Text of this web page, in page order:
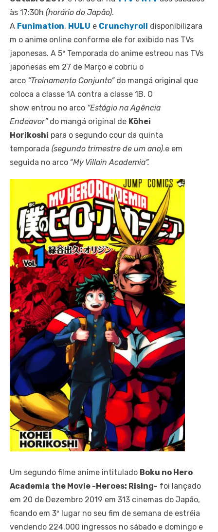
às 17:30h (horário do Japão).
A Funimation, HULU e Crunchyroll disponibilizara
m o anime online conforme ele for exibido nas TVs
japonesas. A 5ª Temporada do anime estreou nas TVs
japonesas em 27 de Março e cobriu o
arco “Treinamento Conjunto”do mangá original que
coloca a classe 1A contra a classe 1B. O
show entrou no arco “Estágio na Agência
Endeavor”do mangá original de Kōhei
Horikoshi para o segundo cour da quinta
temporada (segundo trimestre de um ano).e em
seguida no arco “My Villain Academia”.
Um segundo filme anime intitulado Boku no Hero
Academia the Movie -Heroes: Rising- foi lançado
em 20 de Dezembro 2019 em 313 cinemas do Japão,
ficando em 3º lugar no seu fim de semana de estréia
vendendo 224.000 ingressos no sábado e domingo e